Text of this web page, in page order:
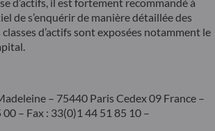
d’actifs, il est fortement recommandé à
de s’enquérir de manière détaillée des
d’actifs sont exposées notamment le
– 75440 Paris Cedex 09 France –
00 – Fax : 33(0)1 44 51 85 10 –